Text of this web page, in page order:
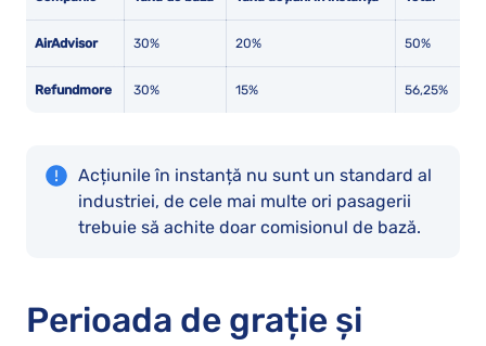
AirAdvisor 30% 20% 50%
Refundmore 30% 15% 56,25%
Acțiunile în instanță nu sunt un standard al
industriei, de cele mai multe ori pasagerii
trebuie să achite doar comisionul de bază.
Perioada de grație și